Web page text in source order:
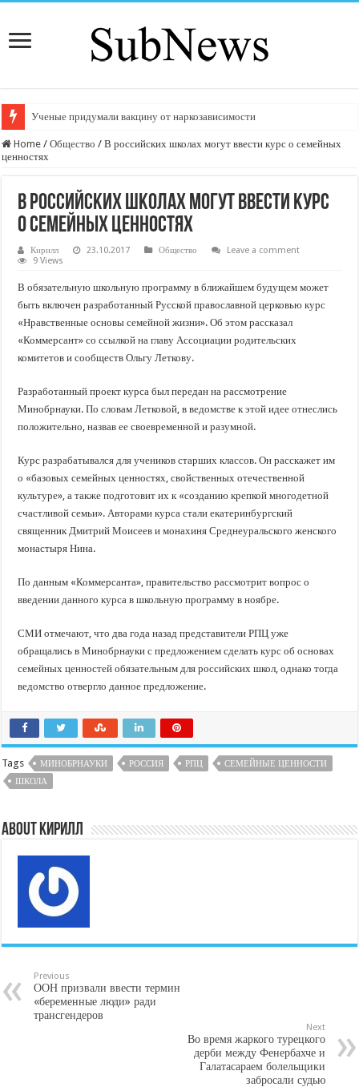
Ученые придумали вакцину от наркозависимости
Home / Общество / В российских школах могут ввести курс о семейных
ценностях
В российских школах могут ввести курс
о семейных ценностях
Кирилл 23.10.2017 Общество
Leave a comment
9 Views
В обязательную школьную программу в ближайшем будущем может
быть включен разработанный Русской православной церковью курс
«Нравственные основы семейной жизни». Об этом рассказал
«Коммерсант» со ссылкой на главу Ассоциации родительских
комитетов и сообществ Ольгу Леткову.
Разработанный проект курса был передан на рассмотрение
Минобрнауки. По словам Летковой, в ведомстве к этой идее отнеслись
положительно, назвав ее своевременной и разумной.
Курс разрабатывался для учеников старших классов. Он расскажет им
о «базовых семейных ценностях, свойственных отечественной
культуре», а также подготовит их к «созданию крепкой многодетной
счастливой семьи». Авторами курса стали екатеринбургский
священник Дмитрий Моисеев и монахиня Среднеуральского женского
монастыря Нина.
По данным «Коммерсанта», правительство рассмотрит вопрос о
введении данного курса в школьную программу в ноябре.
СМИ отмечают, что два года назад представители РПЦ уже
обращались в Минобрнауки с предложением сделать курс об основах
семейных ценностей обязательным для российских школ, однако тогда
ведомство отвергло данное предложение.
Tags МИНОБРНАУКИ РОССИЯ РПЦ
СЕМЕЙНЫЕ ЦЕННОСТИ
ШКОЛА
About Кирилл
Previous
ООН призвали ввести термин
«беременные люди» ради
трансгендеров
Next
Во время жаркого турецкого
дерби между Фенербахче и
Галатасараем болельщики
забросали судью